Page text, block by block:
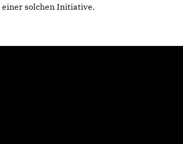
solchen Initiative.